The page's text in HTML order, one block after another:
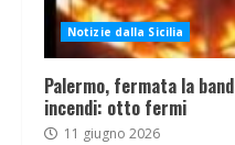
Notizie dalla Sicilia
Palermo, fermata la
incendi: otto fermi
11 giugno 2026